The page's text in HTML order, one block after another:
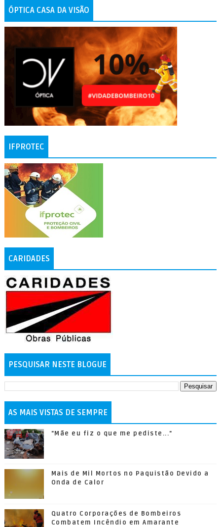
ÓPTICA CASA DA VISÃO
IFPROTEC
CARIDADES
PESQUISAR NESTE BLOGUE
AS MAIS VISTAS DE SEMPRE
"Mãe eu fiz o que me pediste..."
Mais de Mil Mortos no Paquistão Devido a
Onda de Calor
Quatro Corporações de Bombeiros
Combatem Incêndio em Amarante